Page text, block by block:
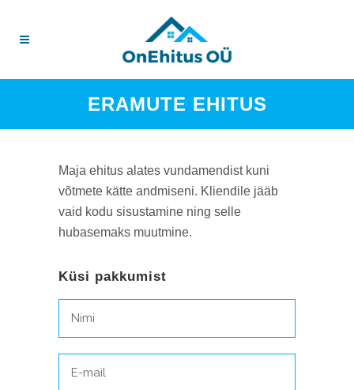
ERAMUTE EHITUS
Maja ehitus alates vundamendist kuni
võtmete kätte andmiseni. Kliendile jääb
vaid kodu sisustamine ning selle
hubasemaks muutmine.
Küsi pakkumist